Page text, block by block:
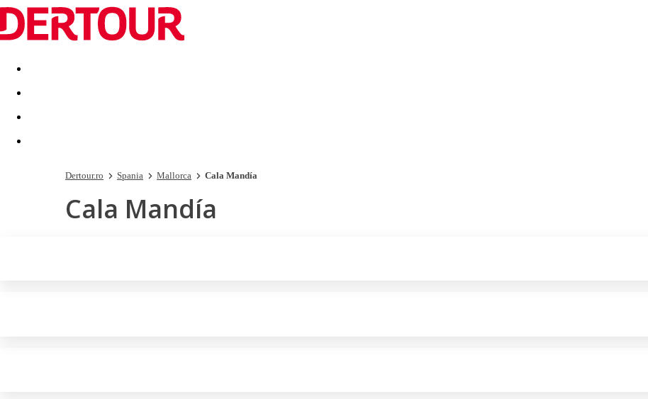
Destinatii Vacanta perfecta OFERTE DE NERATAT
Dertour.ro Spania Mallorca Cala Mandía
Cala Mandía